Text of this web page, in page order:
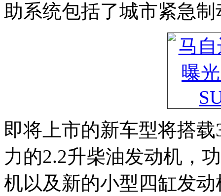
助系统包括了城市紧急
即将上市的新车型将搭
力的2.2升柴油发动机，
机以及新的小型四缸发